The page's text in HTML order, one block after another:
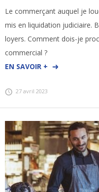
Le commerçant auquel je
mis en liquidation judiciaire.
loyers. Comment dois-je
commercial ?
EN SAVOIR +
27 avril 2023